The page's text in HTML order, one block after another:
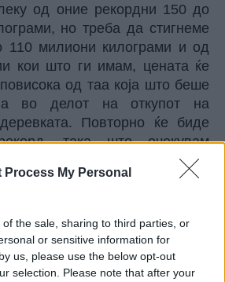
Process My Personal
the sale, sharing to third parties, or
or sensitive information for
us, please use the below opt-out
selection. Please note that after your
од оние рекордни 150 до
но треба да стигнеме
110 милиони килограми и од
кои што ги имам, цената ќе
од таа која што беше
во делот на откупот на
Повторно ќе биде
така што очекувам
за лозарите“, истакна
ГИ ЦЕНИТЕ НА
ГОРИВОТО ВЕДНАШ“ - Трамп им